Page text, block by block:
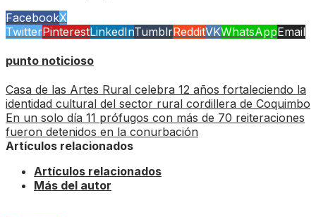
FacebookX
TwitterPinterestLinkedInTumblrRedditVKWhatsAppEmail
punto noticioso
Casa de las Artes Rural celebra 12 años fortaleciendo la
identidad cultural del sector rural cordillera de Coquimbo
En un solo día 11 prófugos con más de 70 reiteraciones
fueron detenidos en la conurbación
Artículos relacionados
Artículos relacionados
Más del autor